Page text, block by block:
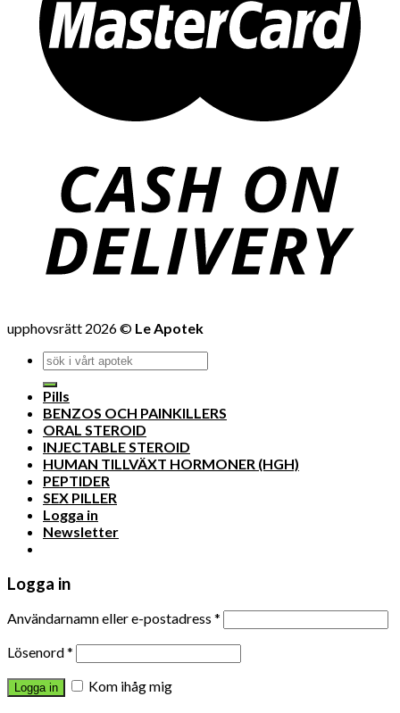
upphovsrätt 2026 © Le Apotek
Pills
BENZOS OCH PAINKILLERS
ORAL STEROID
INJECTABLE STEROID
HUMAN TILLVÄXT HORMONER (HGH)
PEPTIDER
SEX PILLER
Logga in
Newsletter
Logga in
Användarnamn eller e-postadress *
Lösenord*
Logga in
Kom ihåg mig